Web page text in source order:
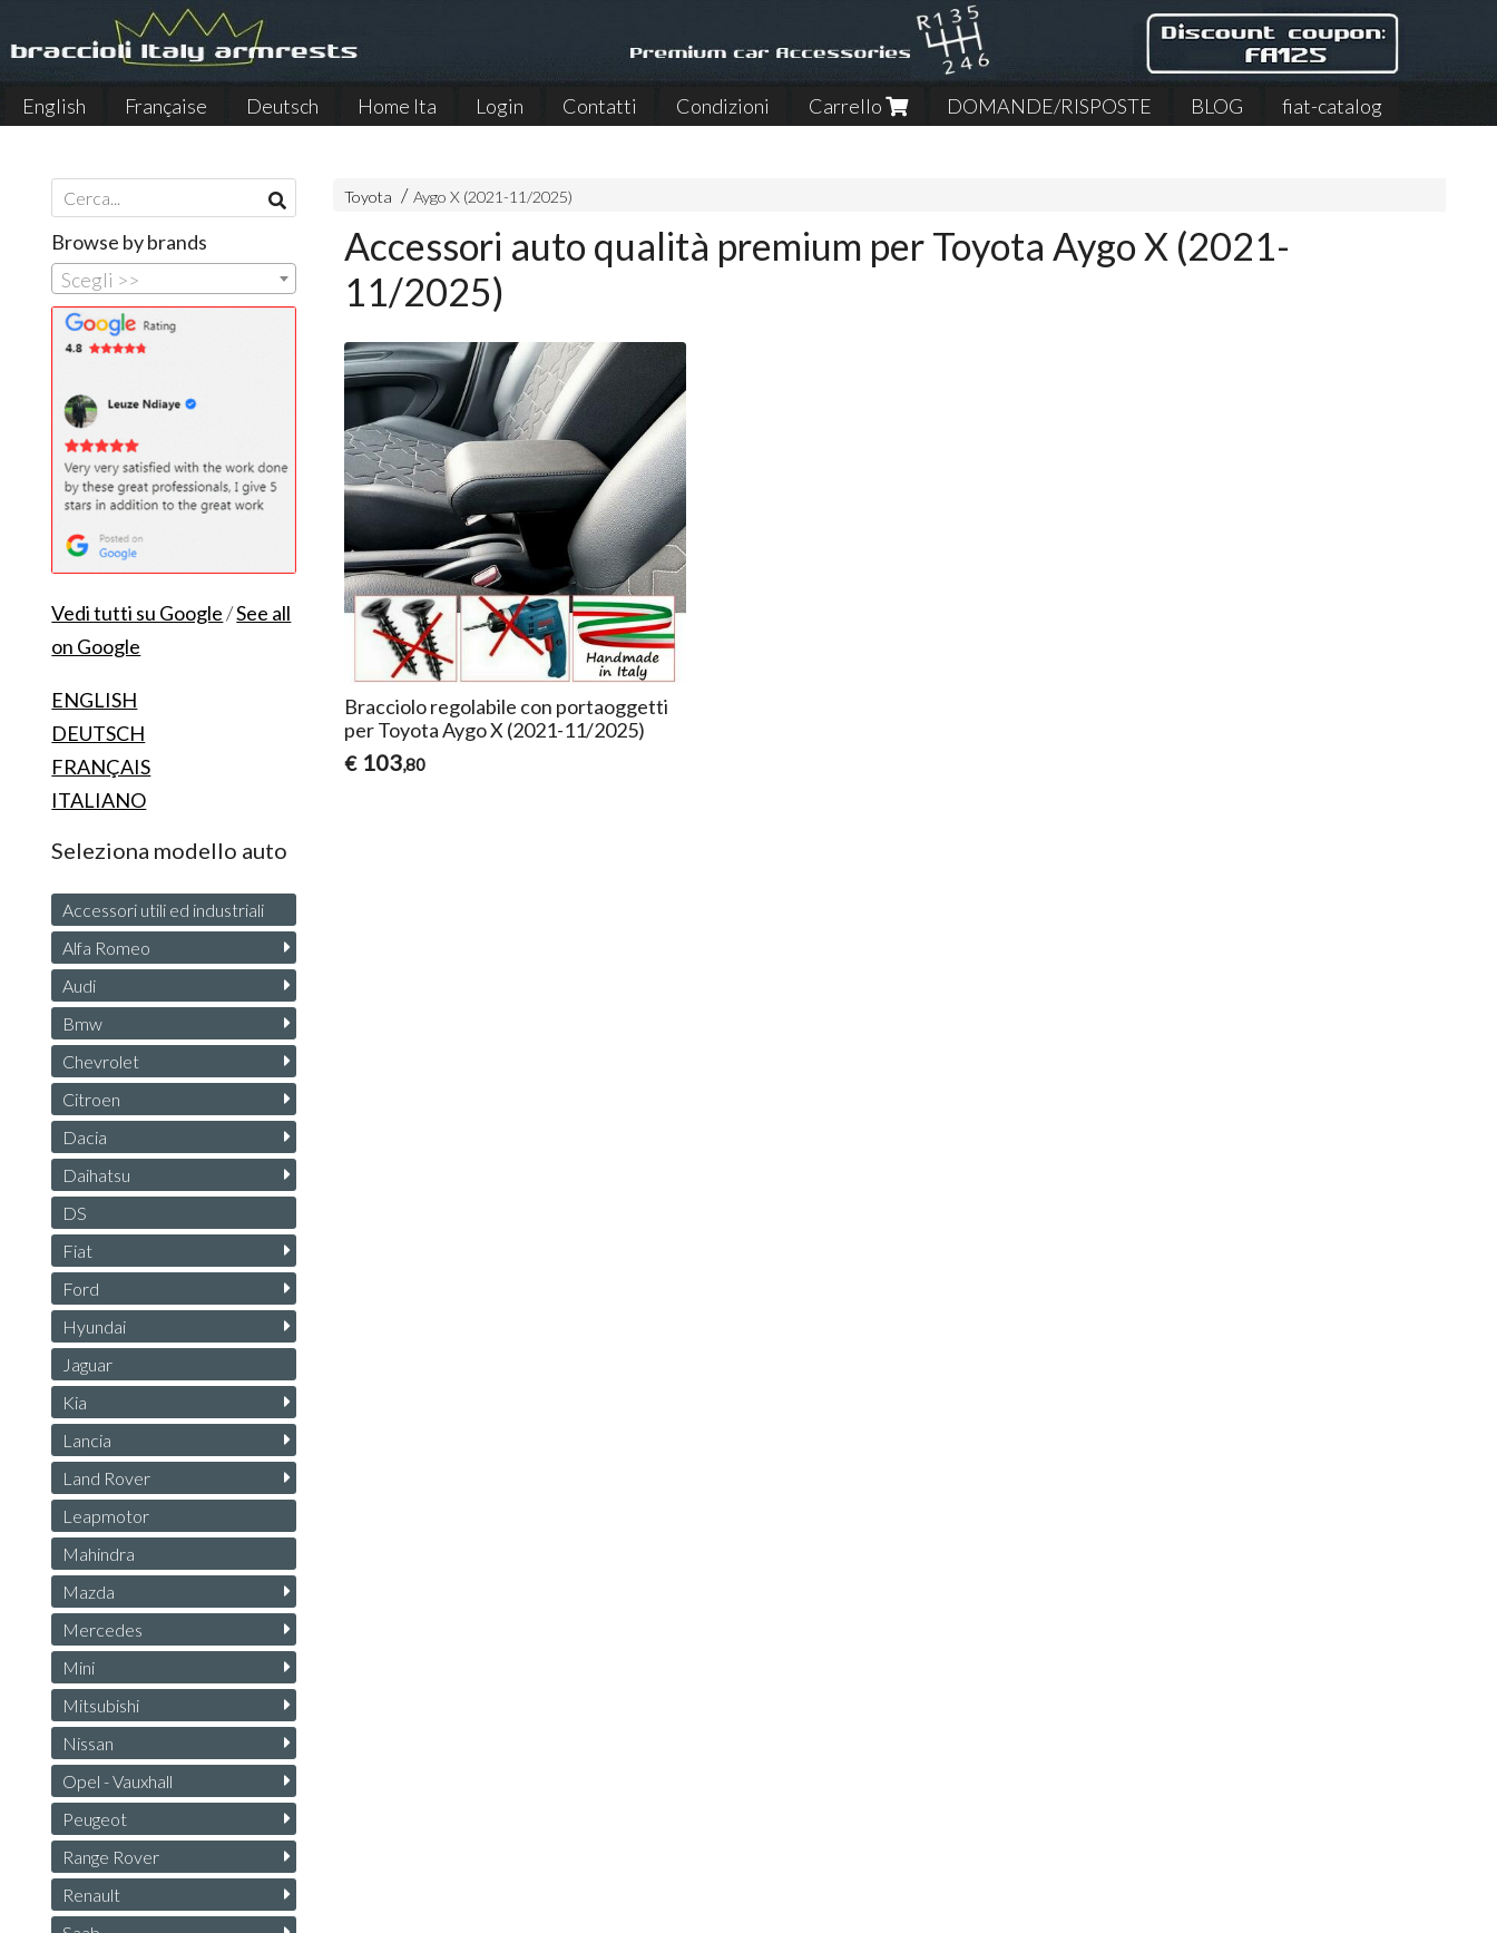
English Française Deutsch Home Ita Login Contatti Condizioni Carrello DOMANDE/RISPOSTE BLOG
fiat-catalog
Toyota Aygo X (2021-11/2025)
Accessori auto qualità premium per Toyota Aygo X (2021-
11/2025)
Bracciolo regolabile con portaoggetti
per Toyota Aygo X (2021-11/2025)
€ 103,80
Browse by brands
Scegli >>
Vedi tutti su Google/See all
on Google
ENGLISH
DEUTSCH
FRANÇAIS
ITALIANO
Seleziona modello auto
Accessori utili ed industriali
Alfa Romeo
Audi
Bmw
Chevrolet
Citroen
Dacia
Daihatsu
DS
Fiat
Ford
Hyundai
Jaguar
Kia
Lancia
Land Rover
Leapmotor
Mahindra
Mazda
Mercedes
Mini
Mitsubishi
Nissan
Opel - Vauxhall
Peugeot
Range Rover
Renault